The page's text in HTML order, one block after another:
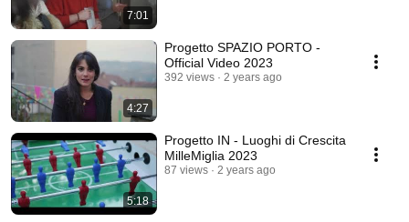
7:01
4:27
Progetto SPAZIO PORTO -
Official Video 2023
392 views 2 years ago
5:18
Progetto IN - Luoghi di Crescita
MilleMiglia 2023
87 views 2 years ago